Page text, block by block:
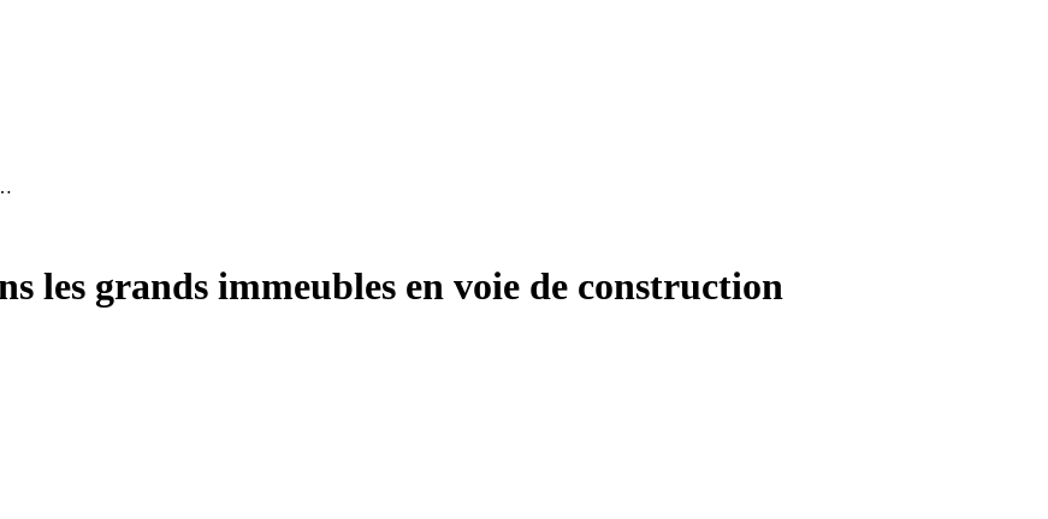
les grands immeubles en voie de construction